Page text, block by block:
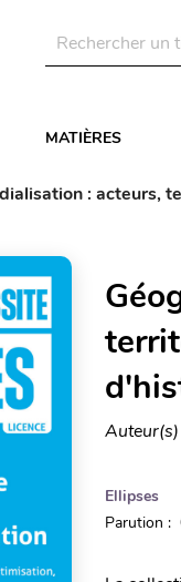
MATIÈRES
: acteurs,
Auteur(s)
Ellipses
Parution :